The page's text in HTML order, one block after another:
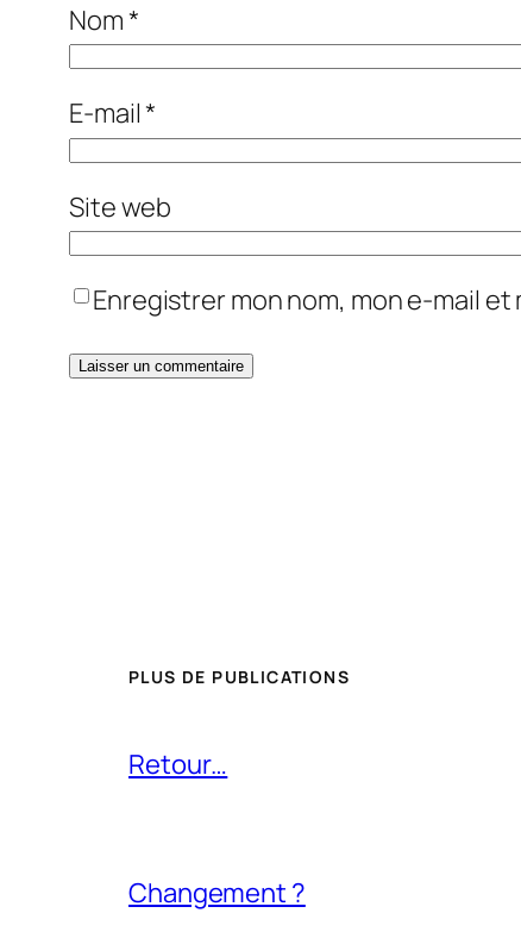
Nom*
E-mail*
Site web
Enregistrer mon nom, mon e-mail
PLUS DE PUBLICATIONS
Retour…
Changement ?